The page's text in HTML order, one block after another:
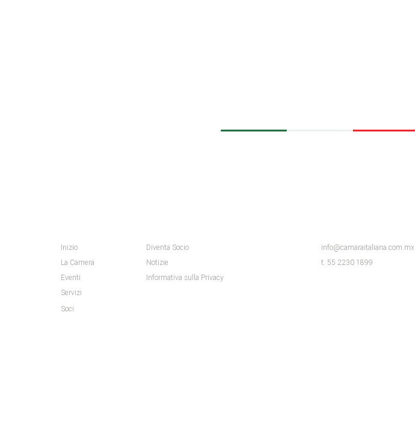
Inizio
Diventa Socio
La Camera
Notizie
Eventi
Informativa sulla Privacy
Servizi
Soci
info@camaraitaliana.com.mx
t. 55 2230 1899